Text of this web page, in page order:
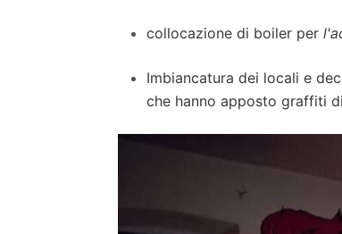
collocazione di boiler per
Imbiancatura dei locali e
che hanno apposto graffiti